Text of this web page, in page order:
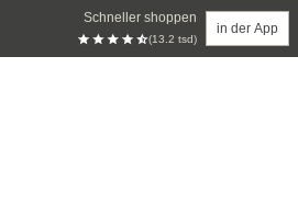
Schneller shoppen
(13.2 tsd)
in der App